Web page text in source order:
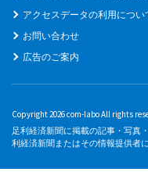
アクセスデータの利用につい
お問い合わせ
広告のご案内
Copyright 2026 com-labo All rights
足利経済新聞に掲載の記事・写真
利経済新聞またはその情報提供者に